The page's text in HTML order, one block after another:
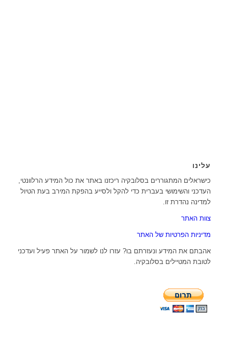
עלינו
כישראלים המתגוררים בסלובקיה ריכזנו באתר את כול המידע הרלוונטי,
העדכני והשימושי בעברית כדי להקל ולסייע בהפקת המירב בעת הטיול
למדינה נהדרת זו.
צוות האתר
מדיניות הפרטיות של האתר
אהבתם את המידע ונעזרתם בו? עזרו לנו לשמור על האתר פעיל ועדכני
לטובת המטיילים בסלובקיה.